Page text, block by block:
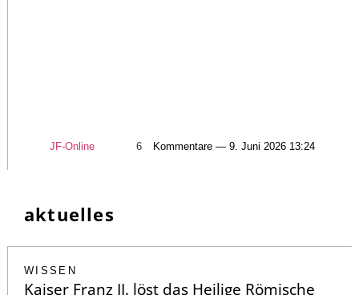
JF-Online 6 Kommentare — 9. Juni 2026 13:24
aktuelles
WISSEN
Kaiser Franz II. löst das Heilige Römische